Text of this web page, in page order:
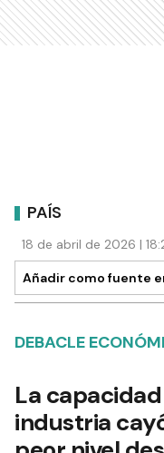
PAÍS
18 de abril de 2026 |
Añadir como fuente
DEBACLE
La
industria